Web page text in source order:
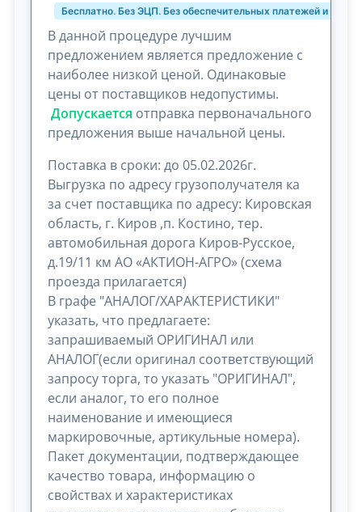
Бесплатно. Без ЭЦП. Без обеспечительных платежей и
В данной процедуре лучшим
предложением является предложение с
наиболее низкой ценой. Одинаковые
цены от поставщиков недопустимы.
Допускается отправка первоначального
предложения выше начальной цены.
Поставка в сроки: до 05.02.2026г.
Выгрузка по адресу грузополучателя ка
за счет поставщика по адресу: Кировская
область, г. Киров ,п. Костино, тер.
автомобильная дорога Киров-Русское,
д.19/11 км АО «АКТИОН-АГРО» (схема
проезда прилагается)
В графе "АНАЛОГ/ХАРАКТЕРИСТИКИ"
указать, что предлагаете:
запрашиваемый ОРИГИНАЛ или
АНАЛОГ(если оригинал соответствующий
запросу торга, то указать "ОРИГИНАЛ",
если аналог, то его полное
наименование и имеющиеся
маркировочные, артикульные номера).
Пакет документации, подтверждающее
качество товара, информацию о
свойствах и характеристиках